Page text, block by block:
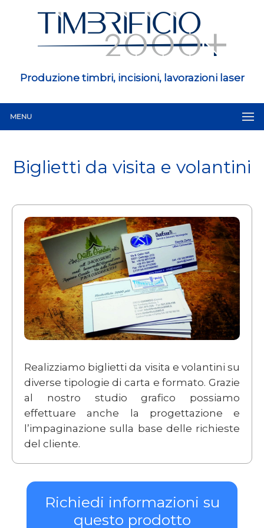
Produzione timbri, incisioni, lavorazioni laser
MENU
Biglietti da visita e volantini
Realizziamo biglietti da visita e volantini su
diverse tipologie di carta e formato. Grazie
al nostro studio grafico possiamo
effettuare anche la progettazione e
l’impaginazione sulla base delle richieste
del cliente.
Richiedi informazioni su
questo prodotto